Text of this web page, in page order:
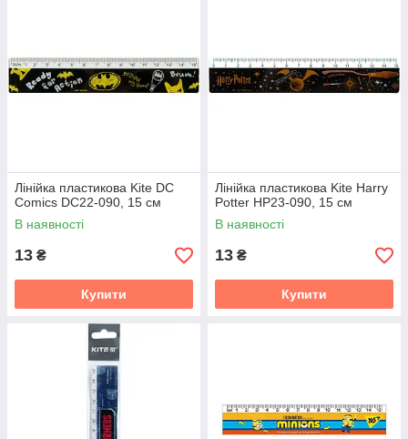
Лінійка пластикова Kite DC
Comics DC22-090, 15 см
В наявності
13 ₴
Купити
Лінійка пластикова Kite Harry
Potter HP23-090, 15 см
В наявності
13 ₴
Купити